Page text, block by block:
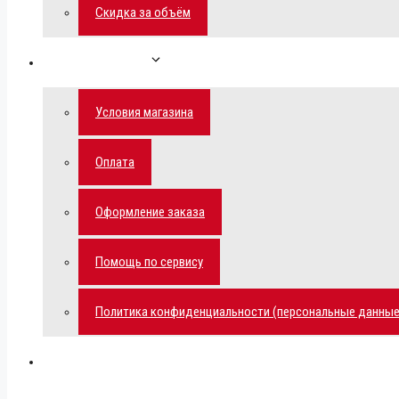
Скидка за объём
Условия магазина
Оплата
Оформление заказа
Помощь по сервису
Политика конфиденциальности (персональные